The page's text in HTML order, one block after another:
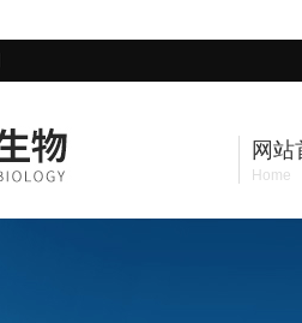
网站
Home